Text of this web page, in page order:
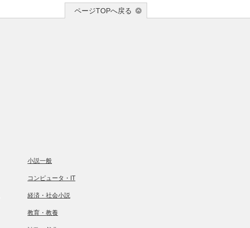
小説一般
コンピュータ・IT
経済・社会小説
教育・教養
ページTOPへ戻る